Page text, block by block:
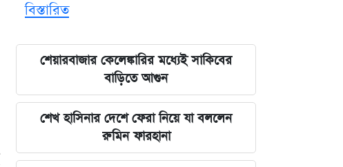
বিস্তারিত
শেয়ারবাজার কেলেঙ্কারির মধ্যেই সাকিবের
বাড়িতে আগুন
শেখ হাসিনার দেশে ফেরা নিয়ে যা বললেন
রুমিন ফারহানা